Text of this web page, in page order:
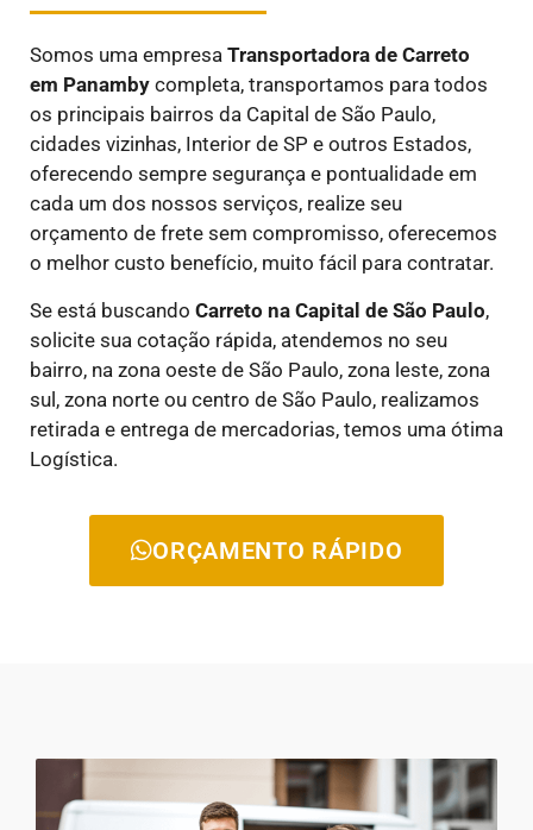
Somos uma empresa Transportadora de Carreto
em Panamby completa, transportamos para todos
os principais bairros da Capital de São Paulo,
cidades vizinhas, Interior de SP e outros Estados,
oferecendo sempre segurança e pontualidade em
cada um dos nossos serviços, realize seu
orçamento de frete sem compromisso, oferecemos
o melhor custo benefício, muito fácil para contratar.
Se está buscando Carreto na Capital de São Paulo,
solicite sua cotação rápida, atendemos no seu
bairro, na zona oeste de São Paulo, zona leste, zona
sul, zona norte ou centro de São Paulo, realizamos
retirada e entrega de mercadorias, temos uma ótima
Logística.
ORÇAMENTO RÁPIDO